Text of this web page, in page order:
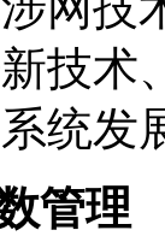
技术
统发
管理